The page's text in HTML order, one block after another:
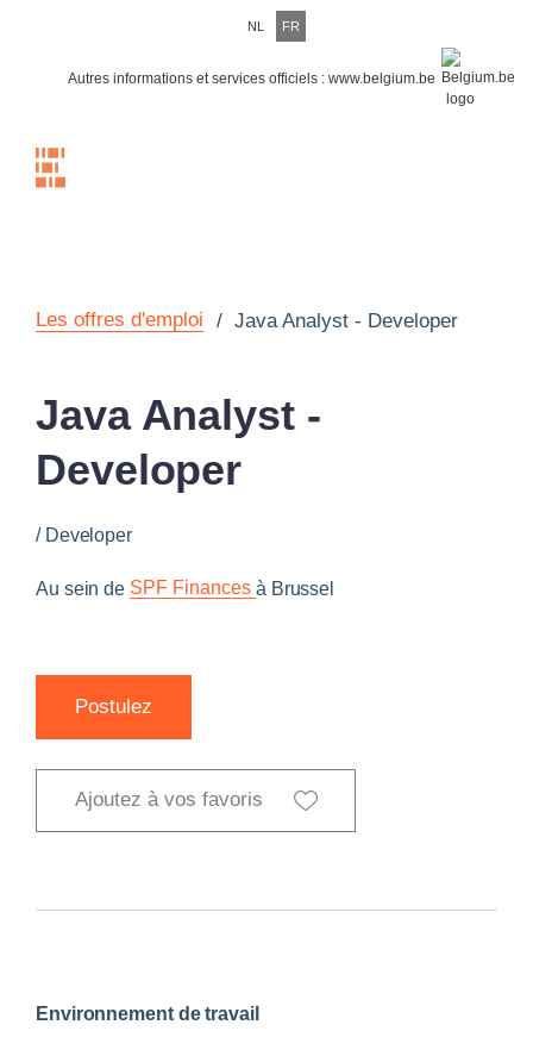
NL FR
Autres informations et services officiels : www.belgium.be
Les offres d'emploi / Java Analyst - Developer
Java Analyst -
Developer
/ Developer
Au sein de SPF Finances à Brussel
Postulez
Ajoutez à vos favoris
Environnement de travail